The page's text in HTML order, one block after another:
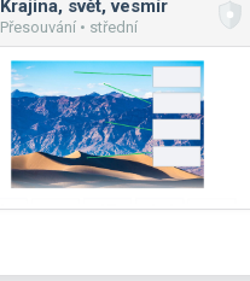
Krajina, svět, vesmír
Přesouvání • střední